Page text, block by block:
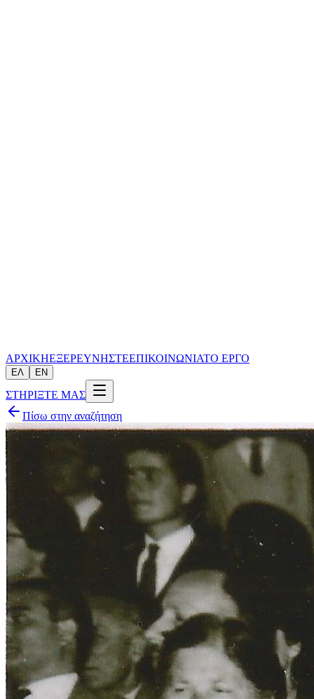
ΑΡΧΙΚΗΕΞΕΡΕΥΝΗΣΤΕΕΠΙΚΟΙΝΩΝΙΑΤΟ ΕΡΓΟ
ΕΛ EN
ΣΤΗΡΙΞΤΕ ΜΑΣ
Πίσω στην αναζήτηση